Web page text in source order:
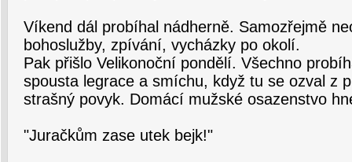
Víkend dál probíhal nádherně. Samozřejmě
bohoslužby, zpívání, vycházky po okolí.
Pak přišlo Velikonoční pondělí. Všechno
spousta legrace a smíchu, když tu se ozval z
strašný povyk. Domácí mužské osazenstvo
"Juračkům zase utek bejk!"